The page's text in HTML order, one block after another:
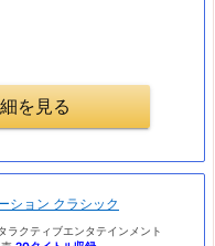
を見る
ション クラシック
ラクティブエンタテインメント